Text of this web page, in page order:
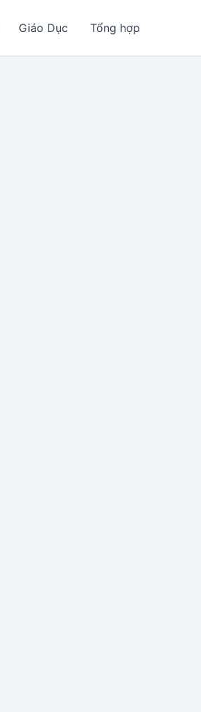
Giáo Dục Tổng hợp